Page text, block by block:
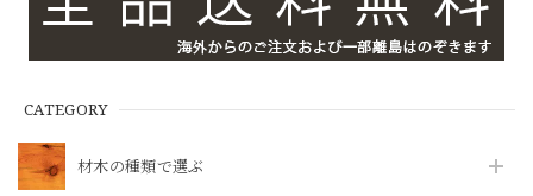
CATEGORY
材木の種類で選ぶ